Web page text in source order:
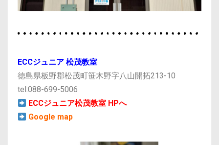
ECCジュニア 松茂教室
徳島県板野郡松茂町笹木野字八山開拓213-10
tel:088-699-5006
ECCジュニア松茂教室 HPへ
Google map